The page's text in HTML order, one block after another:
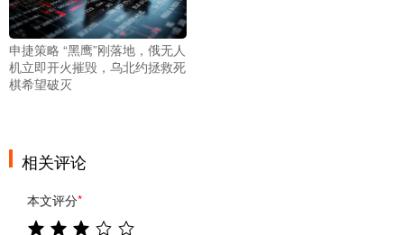
申捷策略 “黑鹰”刚落地，俄无人
机立即开火摧毁，乌北约拯救死
棋希望破灭
相关评论
本文评分*